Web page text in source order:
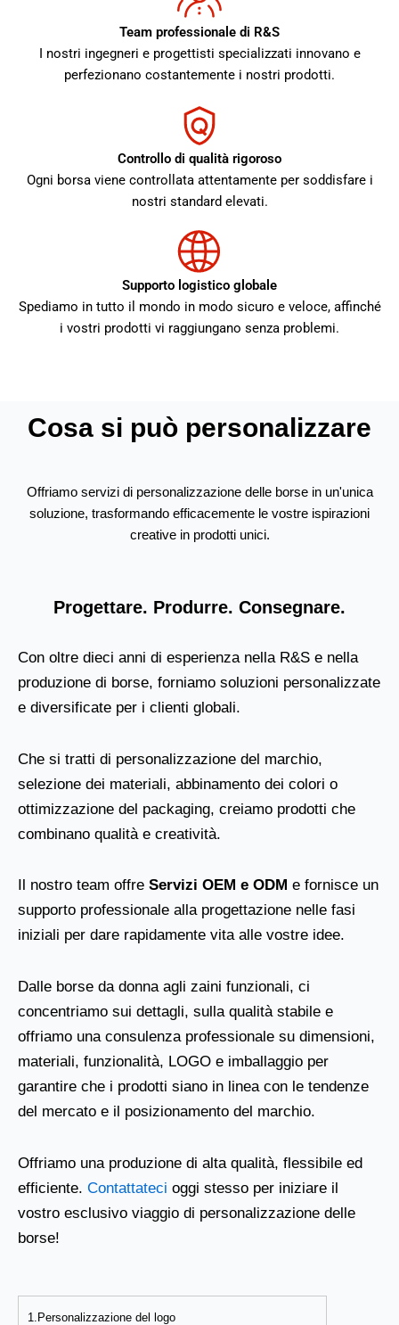
Team professionale di R&S
I nostri ingegneri e progettisti specializzati innovano e
perfezionano costantemente i nostri prodotti.
Controllo di qualità rigoroso
Ogni borsa viene controllata attentamente per soddisfare i
nostri standard elevati.
Supporto logistico globale
Spediamo in tutto il mondo in modo sicuro e veloce, affinché
i vostri prodotti vi raggiungano senza problemi.
Cosa si può personalizzare
Offriamo servizi di personalizzazione delle borse in un'unica
soluzione, trasformando efficacemente le vostre ispirazioni
creative in prodotti unici.
Progettare. Produrre. Consegnare.
Con oltre dieci anni di esperienza nella R&S e nella
produzione di borse, forniamo soluzioni personalizzate
e diversificate per i clienti globali.
Che si tratti di personalizzazione del marchio,
selezione dei materiali, abbinamento dei colori o
ottimizzazione del packaging, creiamo prodotti che
combinano qualità e creatività.
Il nostro team offre Servizi OEM e ODM e fornisce un
supporto professionale alla progettazione nelle fasi
iniziali per dare rapidamente vita alle vostre idee.
Dalle borse da donna agli zaini funzionali, ci
concentriamo sui dettagli, sulla qualità stabile e
offriamo una consulenza professionale su dimensioni,
materiali, funzionalità, LOGO e imballaggio per
garantire che i prodotti siano in linea con le tendenze
del mercato e il posizionamento del marchio.
Offriamo una produzione di alta qualità, flessibile ed
efficiente. Contattateci oggi stesso per iniziare il
vostro esclusivo viaggio di personalizzazione delle
borse!
1.Personalizzazione del logo